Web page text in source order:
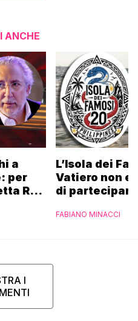
ANCHE
a
per
Rai
L’Isola dei
Vatiero non
di
FABIANO MINACCI
I